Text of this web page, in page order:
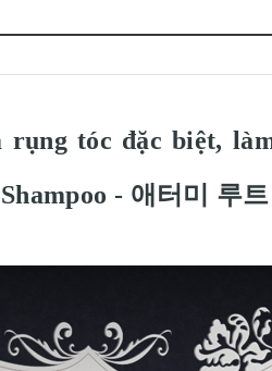
rụng tóc đặc biệt,
- 애터미